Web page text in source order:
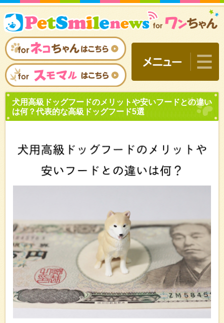
は何？代表的な高級ドッグ